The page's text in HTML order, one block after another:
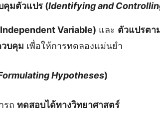
คุมตัวแปร (Identifying and
Variable) และ ตัวแปรตา
บคุม เพื่อให้การทดลองแม่นยำ
Hypotheses)
รถ ทดสอบได้ทางวิทยาศาสตร์